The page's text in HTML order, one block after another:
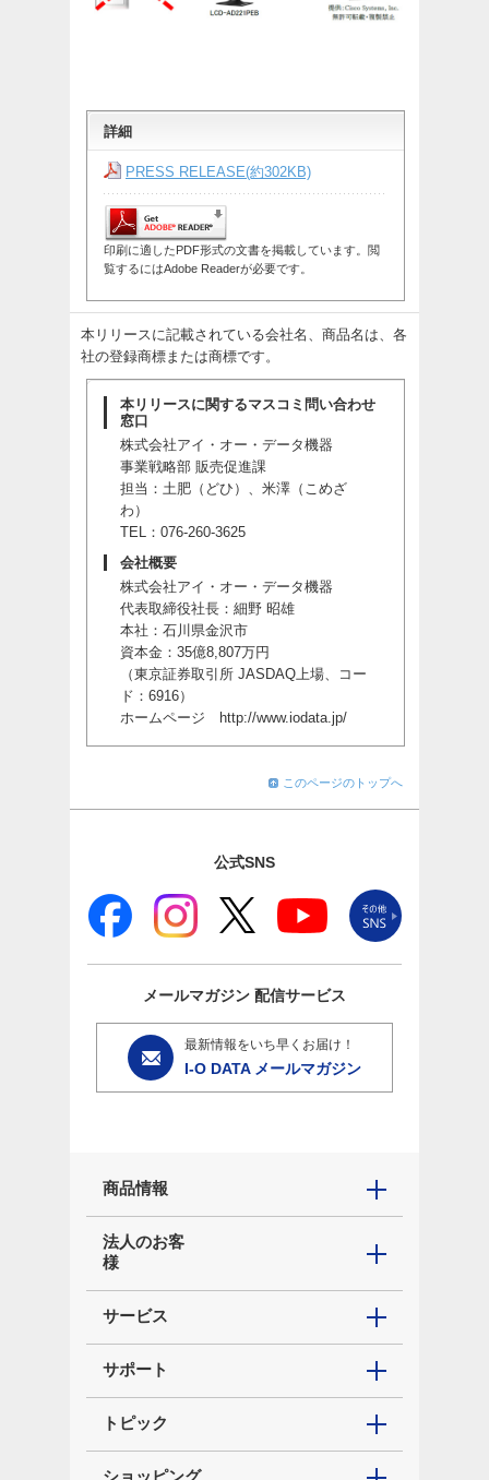
詳細
PRESS RELEASE(約302KB)
印刷に適したPDF形式の文書を掲載しています。閲
覧するにはAdobe Readerが必要です。
本リリースに記載されている会社名、商品名は、各
社の登録商標または商標です。
本リリースに関するマスコミ問い合わせ
窓口
株式会社アイ・オー・データ機器
事業戦略部 販売促進課
担当：土肥（どひ）、米澤（こめざ
わ）
TEL：076-260-3625
会社概要
株式会社アイ・オー・データ機器
代表取締役社長：細野 昭雄
本社：石川県金沢市
資本金：35億8,807万円
（東京証券取引所 JASDAQ上場、コー
ド：6916）
ホームページ http://www.iodata.jp/
このページのトップへ
公式SNS
メールマガジン 配信サービス
最新情報をいち早くお届け！
I-O DATA メールマガジン
商品情報
法人のお客
様
サービス
サポート
トピック